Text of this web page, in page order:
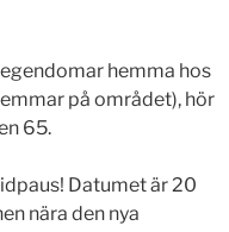
hemma hos
på området), hör
65.
Datumet är 20
nära den nya